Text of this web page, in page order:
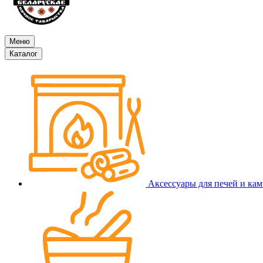
Меню
Каталог
Аксессуары для печей и